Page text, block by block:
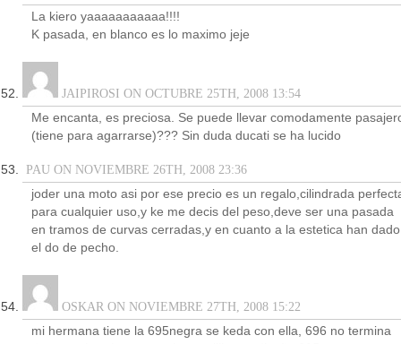
La kiero yaaaaaaaaaaa!!!!
K pasada, en blanco es lo maximo jeje
JAIPIROSI ON OCTUBRE 25TH, 2008 13:54
Me encanta, es preciosa. Se puede llevar comodamente
(tiene para agarrarse)??? Sin duda ducati se ha lucido
PAU ON NOVIEMBRE 26TH, 2008 23:36
joder una moto asi por ese precio es un regalo,cilindrada
para cualquier uso,y ke me decis del peso,deve ser una pasada
en tramos de curvas cerradas,y en cuanto a la estetica han dado
el do de pecho.
OSKAR ON NOVIEMBRE 27TH, 2008 15:22
mi hermana tiene la 695negra se keda con ella, 696 no termina